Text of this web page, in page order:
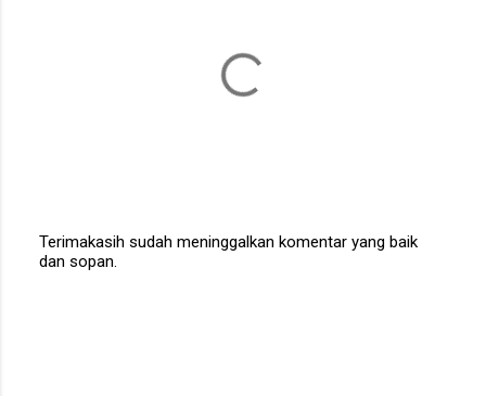
P
Terimakasih sudah meninggalkan komentar yang baik
dan sopan.